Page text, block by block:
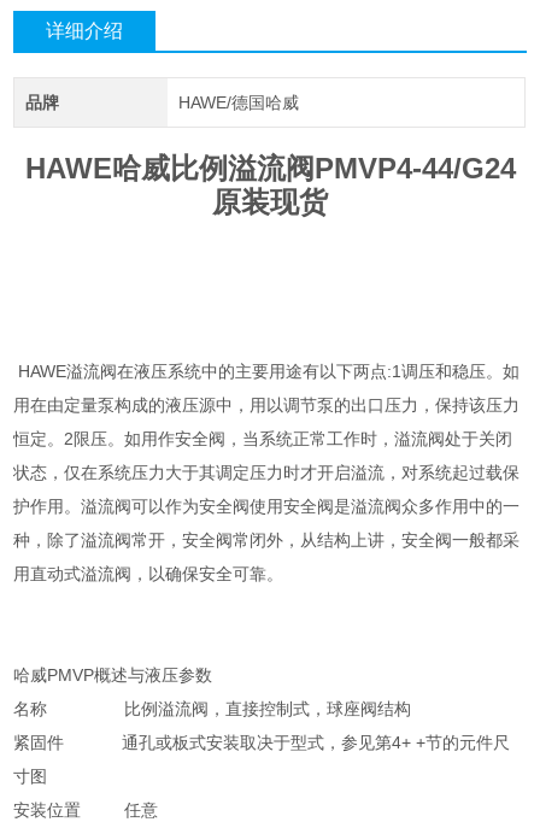
详细介绍
品牌 HAWE/德国哈威
HAWE哈威比例溢流阀PMVP4-44/G24
原装现货
HAWE溢流阀在液压系统中的主要用途有以下两点:1调压和稳压。如
用在由定量泵构成的液压源中，用以调节泵的出口压力，保持该压力
恒定。2限压。如用作安全阀，当系统正常工作时，溢流阀处于关闭
状态，仅在系统压力大于其调定压力时才开启溢流，对系统起过载保
护作用。溢流阀可以作为安全阀使用安全阀是溢流阀众多作用中的一
种，除了溢流阀常开，安全阀常闭外，从结构上讲，安全阀一般都采
用直动式溢流阀，以确保安全可靠。
哈威PMVP概述与液压参数
名称 比例溢流阀，直接控制式，球座阀结构
紧固件 通孔或板式安装取决于型式，参见第4+ +节的元件尺
寸图
安装位置 任意